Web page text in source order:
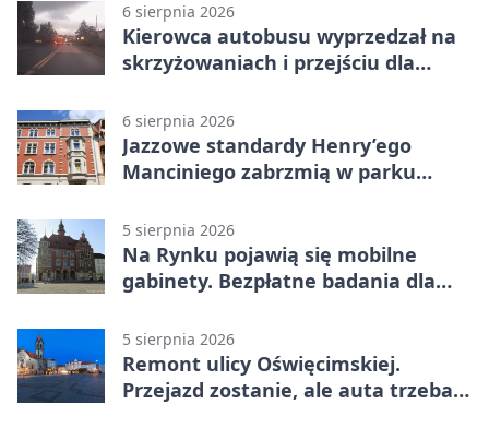
6 sierpnia 2026
Kierowca autobusu wyprzedzał na
skrzyżowaniach i przejściu dla
6 sierpnia 2026
Jazzowe standardy Henry’ego
Manciniego zabrzmią w parku
5 sierpnia 2026
Na Rynku pojawią się mobilne
gabinety. Bezpłatne badania dla
5 sierpnia 2026
Remont ulicy Oświęcimskiej.
Przejazd zostanie, ale auta trzeba